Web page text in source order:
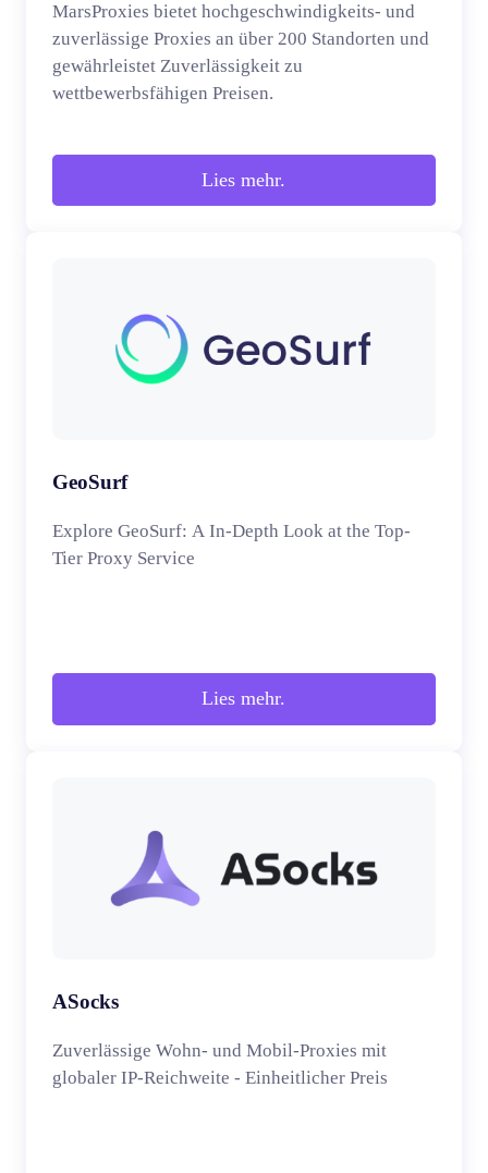
MarsProxies bietet hochgeschwindigkeits- und
zuverlässige Proxies an über 200 Standorten und
gewährleistet Zuverlässigkeit zu
wettbewerbsfähigen Preisen.
Lies mehr.
GeoSurf
Explore GeoSurf: A In-Depth Look at the Top-
Tier Proxy Service
Lies mehr.
ASocks
Zuverlässige Wohn- und Mobil-Proxies mit
globaler IP-Reichweite - Einheitlicher Preis